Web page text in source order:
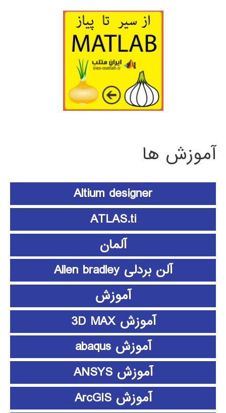
آموزش ها
Altium designer
ATLAS.ti
آلمان
آلن بردلی Allen bradley
آموزش
آموزش 3D MAX
آموزش abaqus
آموزش ANSYS
آموزش ArcGIS